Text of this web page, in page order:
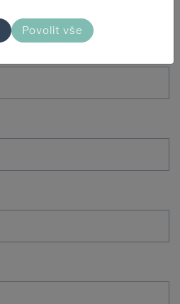
Povolit vše